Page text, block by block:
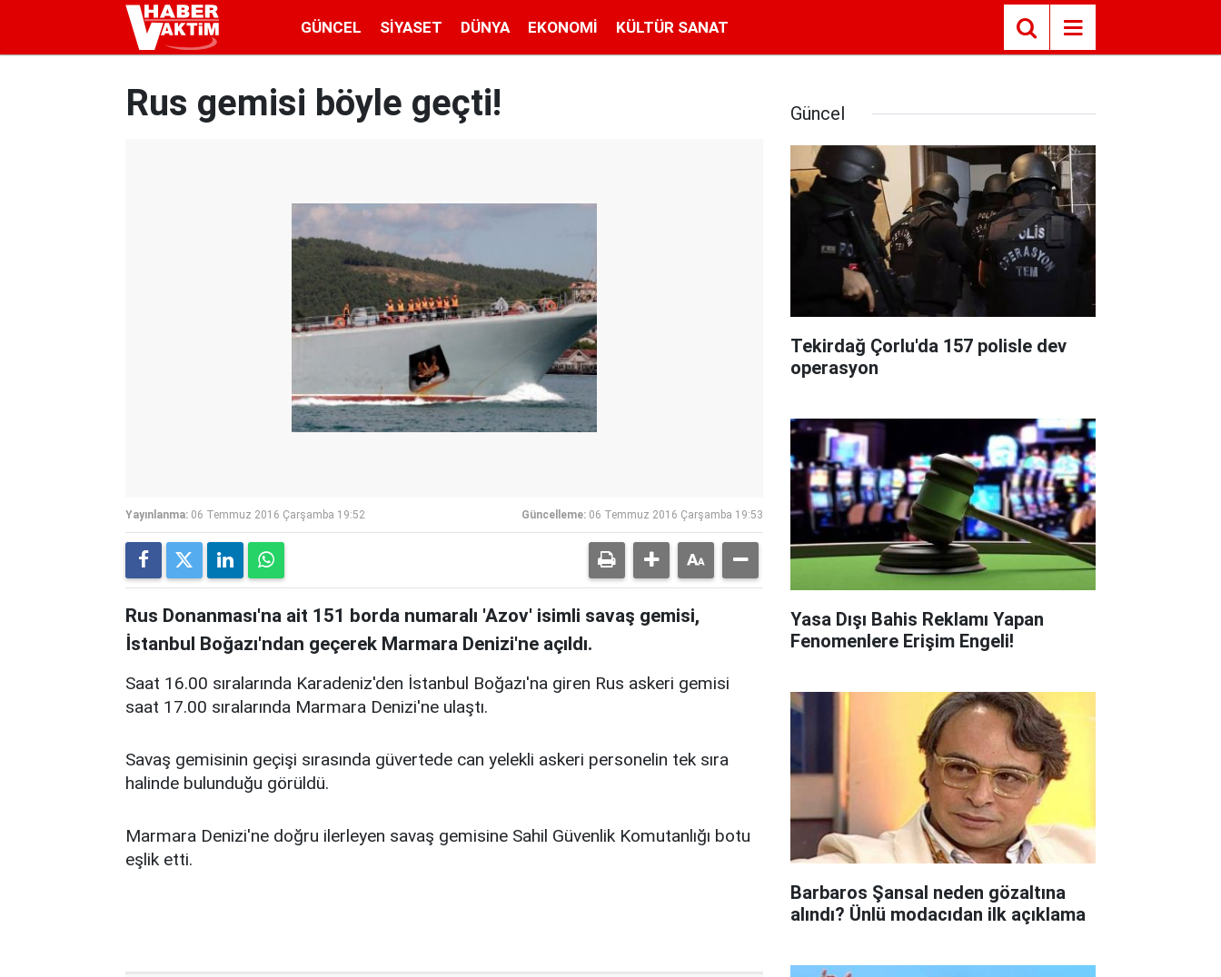
GÜNCEL SIYASET DÜNYA EKONOMI KÜLTÜR SANAT
Rus gemisi böyle geçti!
Yayınlanma: 06 Temmuz 2016 Çarşamba 19:52 Güncelleme: 06 Temmuz 2016 Çarşamba 19:53
Rus Donanması'na ait 151 borda numaralı 'Azov' isimli savaş gemisi,
İstanbul Boğazı'ndan geçerek Marmara Denizi'ne açıldı.
Saat 16.00 sıralarında Karadeniz'den İstanbul Boğazı'na giren Rus askeri gemisi
saat 17.00 sıralarında Marmara Denizi'ne ulaştı.
Savaş gemisinin geçişi sırasında güvertede can yelekli askeri personelin tek sıra
halinde bulunduğu görüldü.
Marmara Denizi'ne doğru ilerleyen savaş gemisine Sahil Güvenlik Komutanlığı botu
eşlik etti.
Güncel
Tekirdağ Çorlu'da 157 polisle dev
operasyon
Yasa Dışı Bahis Reklamı Yapan
Fenomenlere Erişim Engeli!
Barbaros Şansal neden gözaltına
alındı? Ünlü modacıdan ilk açıklama